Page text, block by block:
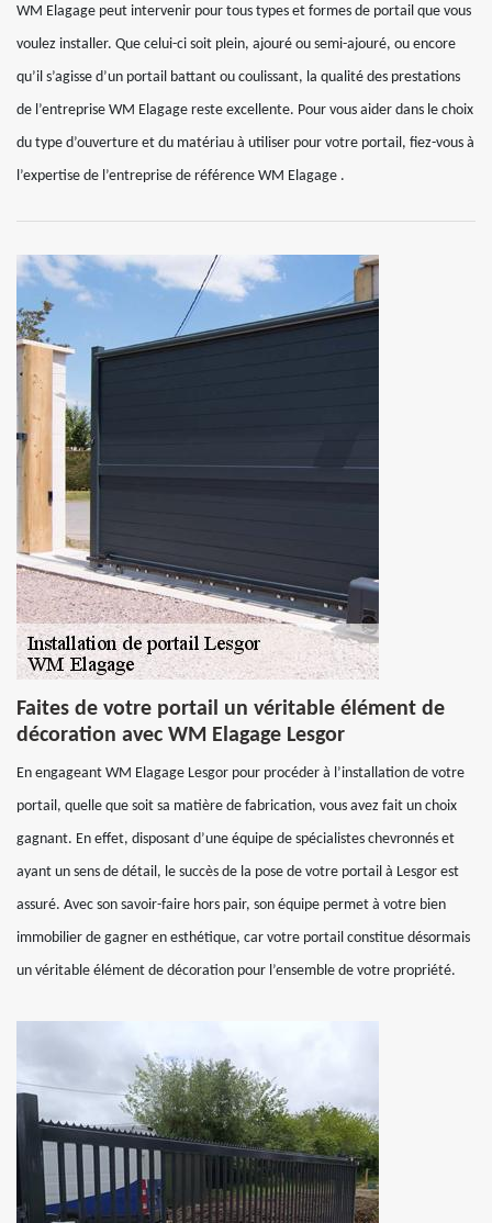
WM Elagage peut intervenir pour tous types et formes de portail que vous
voulez installer. Que celui-ci soit plein, ajouré ou semi-ajouré, ou encore
qu’il s’agisse d’un portail battant ou coulissant, la qualité des prestations
de l’entreprise WM Elagage reste excellente. Pour vous aider dans le choix
du type d’ouverture et du matériau à utiliser pour votre portail, fiez-vous à
l’expertise de l’entreprise de référence WM Elagage .
Faites de votre portail un véritable élément de
décoration avec WM Elagage Lesgor
En engageant WM Elagage Lesgor pour procéder à l’installation de votre
portail, quelle que soit sa matière de fabrication, vous avez fait un choix
gagnant. En effet, disposant d’une équipe de spécialistes chevronnés et
ayant un sens de détail, le succès de la pose de votre portail à Lesgor est
assuré. Avec son savoir-faire hors pair, son équipe permet à votre bien
immobilier de gagner en esthétique, car votre portail constitue désormais
un véritable élément de décoration pour l’ensemble de votre propriété.